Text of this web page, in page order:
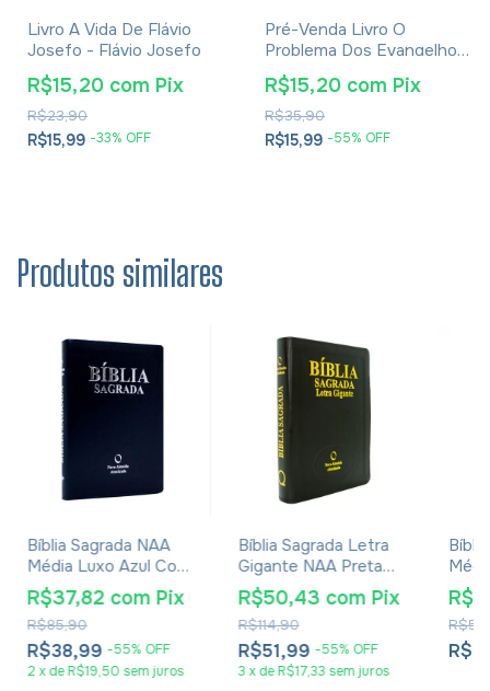
Livro A Vida De Flávio
Josefo - Flávio Josefo
R$15,99 -33% OFF
R$23,90
R$15,20 com Pix
Pré-Venda Livro O
Problema Dos Evangelhos
E Soluções- Eusébio De
Cesareia
R$15,99 -55% OFF
R$35,90
R$15,20 com Pix
Produtos similares
Bíblia Sagrada NAA
Média Luxo Azul Com
Índice
R$38,99 -55% OFF
R$85,90
R$37,82 com Pix
2 xdeR$19,50 sem juros
Bíblia Sagrada Letra
Gigante NAA Preta
Com Índice
R$51,99 -55% OFF
R$114,90
R$50,43 com Pix
3 xdeR$17,33 sem juros